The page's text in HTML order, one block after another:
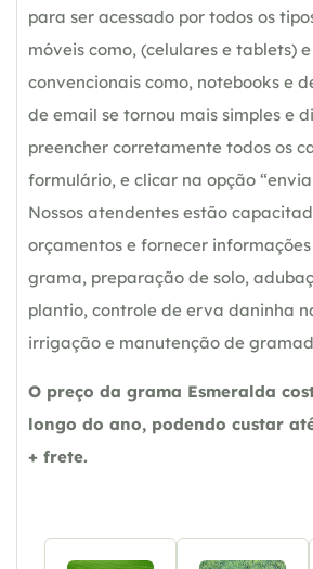
para ser acessado por todos os
móveis como, (celulares e tablets)
convencionais como, notebooks e
de email se tornou mais simples e
preencher corretamente todos os
formulário, e clicar na opção
Nossos atendentes estão
orçamentos e fornecer
grama, preparação de solo,
plantio, controle de erva daninha
irrigação e manutenção de
O preço da grama Esmeralda
longo do ano, podendo custar
+ frete.